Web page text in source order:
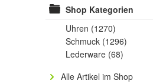
Shop Kategorien
Uhren (1270)
Schmuck (1296)
Lederware (68)
Alle Artikel im Shop